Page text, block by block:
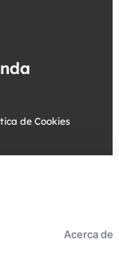
de Cookies
Acerca de